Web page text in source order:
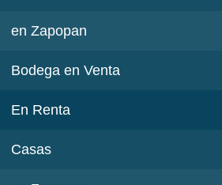
en Zapopan
Bodega en Venta
En Renta
Casas